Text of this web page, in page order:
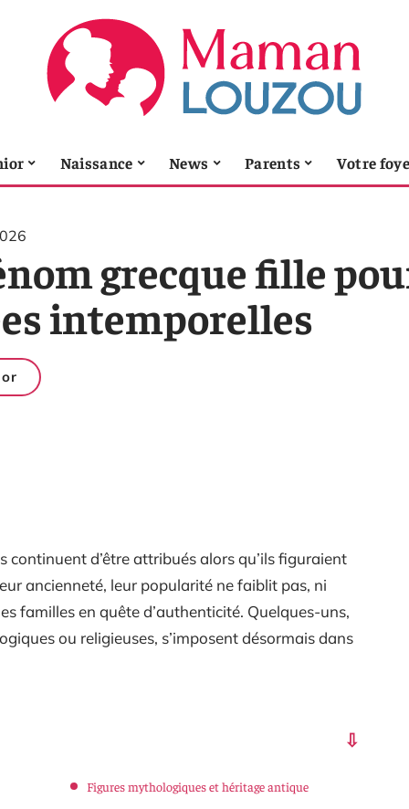
Naissance News Parents Votre
grecque fille
intemporelles
continuent d’être attribués alors qu’ils figuraient
ancienneté, leur popularité ne faiblit pas, ni
familles en quête d’authenticité. Quelques-uns,
ou religieuses, s’imposent désormais dans
Figures mythologiques et héritage antique